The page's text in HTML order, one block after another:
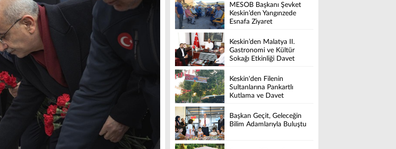
MESOB Başkanı Şevket
Keskin’den Yangınzede
Esnafa Ziyaret
Keskin’den Malatya II.
Gastronomi ve Kültür
Sokağı Etkinliği Davet
Keskin'den Filenin
Sultanlarına Pankartlı
Kutlama ve Davet
Başkan Geçit, Geleceğin
Bilim Adamlarıyla Buluştu